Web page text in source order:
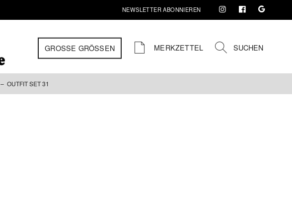
NEWSLETTER ABONNIEREN
GROSSE GRÖSSEN MERKZETTEL SUCHEN
– OUTFIT SET 31